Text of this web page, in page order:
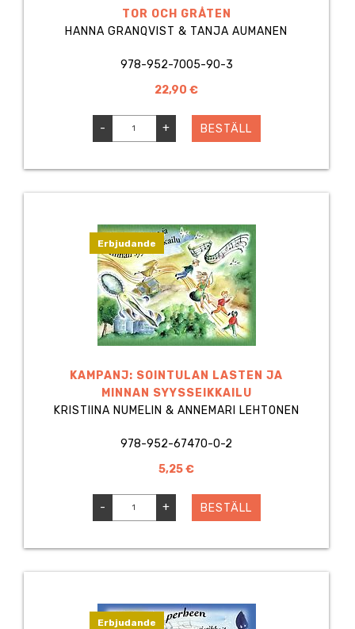
TOR OCH GRÅTEN
HANNA GRANQVIST & TANJA AUMANEN
978-952-7005-90-3
22,90 €
- + BESTÄLL
Erbjudande
KAMPANJ: SOINTULAN LASTEN JA
MINNAN SYYSSEIKKAILU
KRISTIINA NUMELIN & ANNEMARI LEHTONEN
978-952-67470-0-2
5,25 €
- + BESTÄLL
Erbjudande